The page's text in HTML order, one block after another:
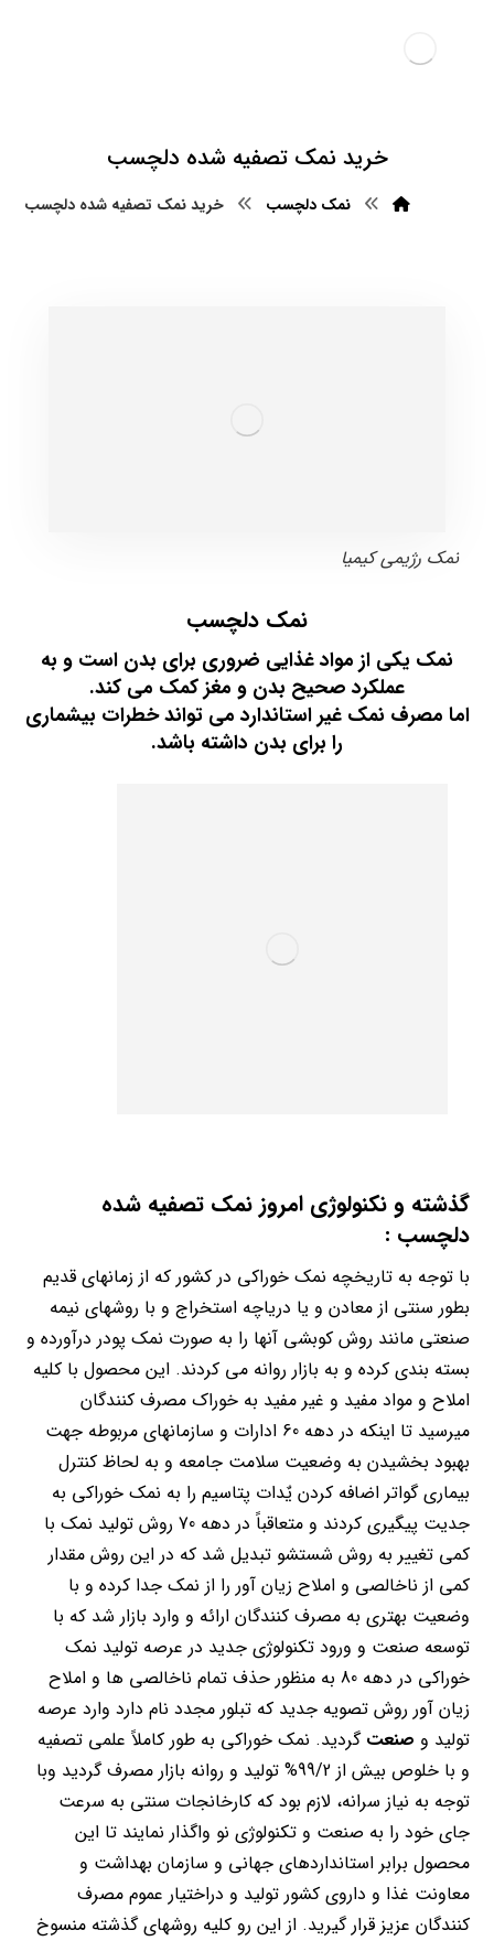
خرید نمک تصفیه شده دلچسب
نمک دلچسب خرید نمک تصفیه شده دلچسب
نمک رژیمی کیمیا
نمک دلچسب
نمک یکی از مواد غذایی ضروری برای بدن است و به
عملکرد صحیح بدن و مغز کمک می کند.
اما مصرف نمک غیر استاندارد می تواند خطرات بیشماری
را برای بدن داشته باشد.
گذشته و نکنولوژی امروز نمک تصفیه شده
دلچسب :
با توجه به تاریخچه نمک خوراکی در کشور که از زمانهای قدیم
بطور سنتی از معادن و یا دریاچه استخراج و با روشهای نیمه
صنعتی مانند روش کوبشی آنها را به صورت نمک پودر درآورده و
بسته بندی کرده و به بازار روانه می کردند. این محصول با کلیه
املاح و مواد مفید و غیر مفید به خوراک مصرف کنندگان
میرسید تا اینکه در دهه 60 ادارات و سازمانهای مربوطه جهت
بهبود بخشیدن به وضعیت سلامت جامعه و به لحاظ کنترل
بیماری گواتر اضافه کردن یٌدات پتاسیم را به نمک خوراکی به
جدیت پیگیری کردند و متعاقباً در دهه 70 روش تولید نمک با
کمی تغییر به روش شستشو تبدیل شد که در این روش مقدار
کمی از ناخالصی و املاح زیان آور را از نمک جدا کرده و با
وضعیت بهتری به مصرف کنندگان ارائه و وارد بازار شد که با
توسعه صنعت و ورود تکنولوژی جدید در عرصه تولید نمک
خوراکی در دهه 80 به منظور حذف تمام ناخالصی ها و املاح
زیان آور روش تصویه جدید که تبلور مجدد نام دارد وارد عرصه
تولید و صنعت گردید. نمک خوراکی به طور کاملاً علمی تصفیه
و با خلوص بیش از 99/2% تولید و روانه بازار مصرف گردید وبا
توجه به نیاز سرانه، لازم بود که کارخانجات سنتی به سرعت
جای خود را به صنعت و تکنولوژی نو واگذار نمایند تا این
محصول برابر استانداردهای جهانی و سازمان بهداشت و
معاونت غذا و داروی کشور تولید و دراختیار عموم مصرف
کنندگان عزیز قرار گیرید. از این رو کلیه روشهای گذشته منسوخ